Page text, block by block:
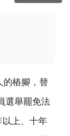
樁腳，替
選舉罷免法
以上、十年